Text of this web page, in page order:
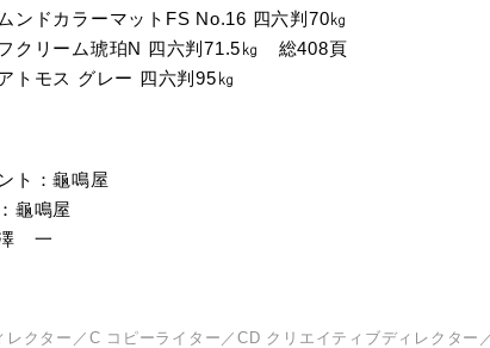
ンドカラーマットFS No.16 四六判70㎏
クリーム琥珀N 四六判71.5㎏ 総408頁
トモス グレー 四六判95㎏
ト：龜鳴屋
龜鳴屋
澤 一
クター／C コピーライター／CD クリエイティブディレクター